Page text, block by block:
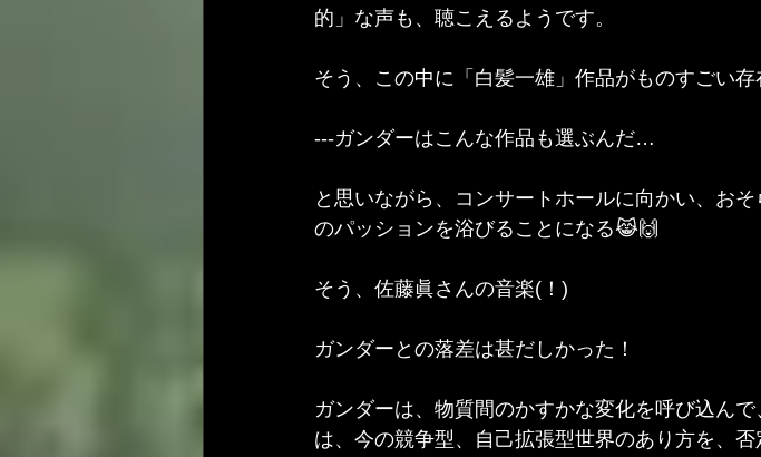
的」な声も、聴こえるようです。
そう、この中に「白髪一雄」作品がものすごい存
---ガンダーはこんな作品も選ぶんだ…
と思いながら、コンサートホールに向かい、お
のパッションを浴びることになる😹🙌
そう、佐藤眞さんの音楽(！)
ガンダーとの落差は甚だしかった！
ガンダーは、物質間のかすかな変化を呼び込ん
は、今の競争型、自己拡張型世界のあり方を、